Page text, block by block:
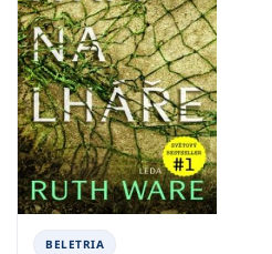
BELETRIA